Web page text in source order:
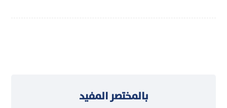
بالمختصر المفيد